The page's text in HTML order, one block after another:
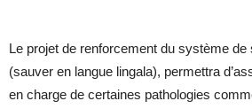
Le projet de renforcement du système de
(sauver en langue lingala), permettra
en charge de certaines pathologies